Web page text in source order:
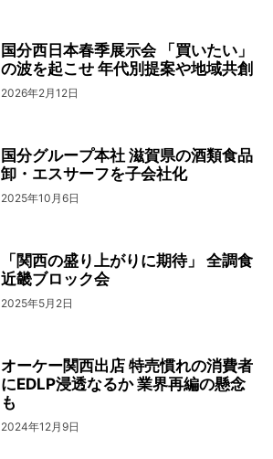
国分西日本春季展示会 「買いたい」
の波を起こせ 年代別提案や地域共創
2026年2月12日
国分グループ本社 滋賀県の酒類食品
卸・エスサーフを子会社化
2025年10月6日
「関西の盛り上がりに期待」 全調食
近畿ブロック会
2025年5月2日
オーケー関西出店 特売慣れの消費者
にEDLP浸透なるか 業界再編の懸念
も
2024年12月9日